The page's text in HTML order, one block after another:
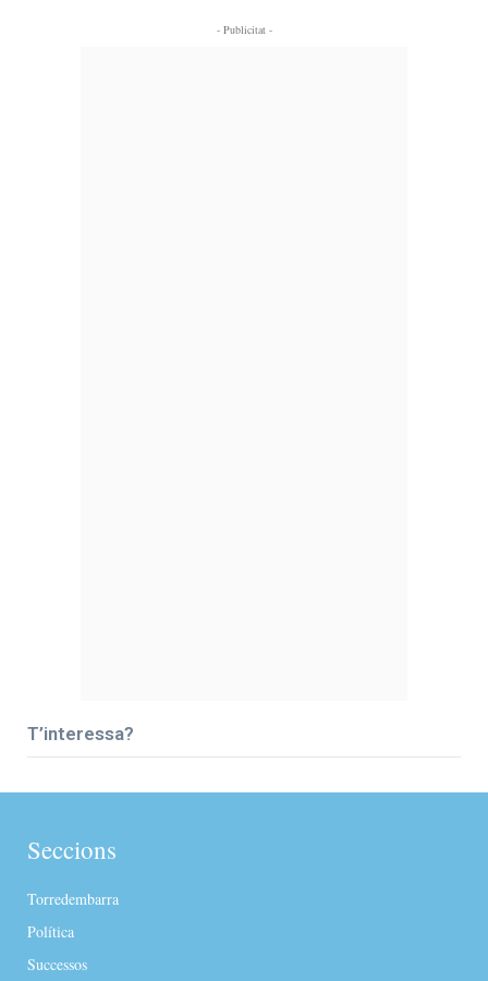
- Publicitat -
T’interessa?
Seccions
Torredembarra
Política
Successos